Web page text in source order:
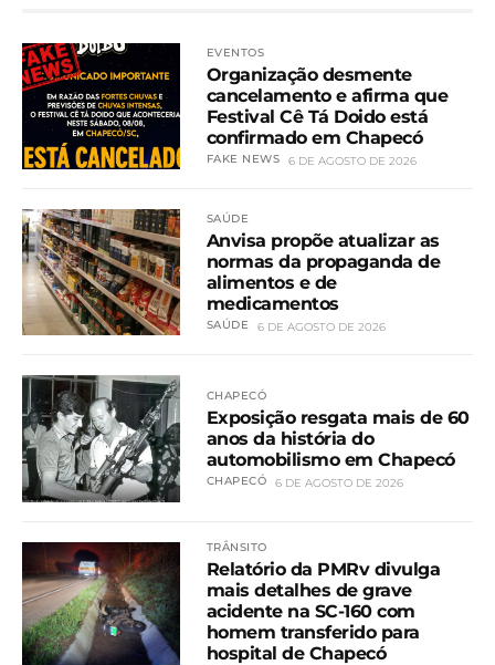
EVENTOS
Organização desmente
cancelamento e afirma que
Festival Cê Tá Doido está
confirmado em Chapecó
FAKE NEWS 6 DE AGOSTO DE 2026
SAÚDE
Anvisa propõe atualizar as
normas da propaganda de
alimentos e de
medicamentos
SAÚDE 6 DE AGOSTO DE 2026
CHAPECÓ
Exposição resgata mais de 60
anos da história do
automobilismo em Chapecó
CHAPECÓ 6 DE AGOSTO DE 2026
TRÂNSITO
Relatório da PMRv divulga
mais detalhes de grave
acidente na SC-160 com
homem transferido para
hospital de Chapecó